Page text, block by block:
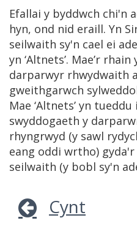
Efallai y byddwch chi'n
hyn, ond nid eraill. Yn
seilwaith sy'n cael ei
yn ‘Altnets’. Mae’r
darparwyr rhwydwaith
gweithgarwch
Mae ‘Altnets’ yn
swyddogaeth y
rhyngrwyd (y sawl
eang oddi wrtho)
seilwaith (y bobl sy'n
Cynt